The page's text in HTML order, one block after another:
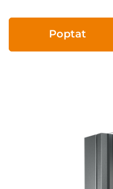
Poptat